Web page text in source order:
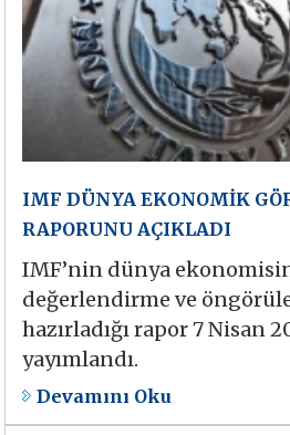
IMF DÜNYA EKONOMİK
RAPORUNU AÇIKLADI
IMF’nin dünya
değerlendirme ve
hazırladığı rapor 7 Nisan
yayımlandı.
Devamını Oku